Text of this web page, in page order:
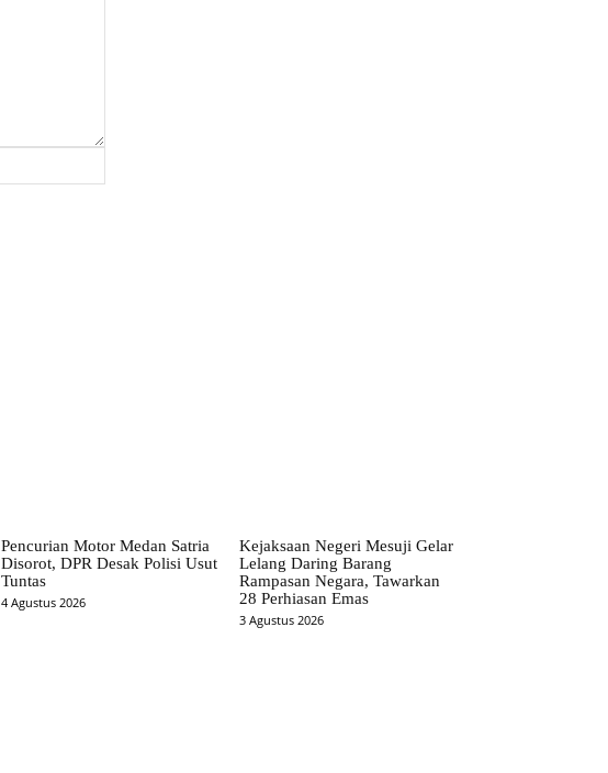
Pencurian Motor Medan Satria
Disorot, DPR Desak Polisi Usut
Tuntas
4 Agustus 2026
Kejaksaan Negeri Mesuji Gelar
Lelang Daring Barang
Rampasan Negara, Tawarkan
28 Perhiasan Emas
3 Agustus 2026